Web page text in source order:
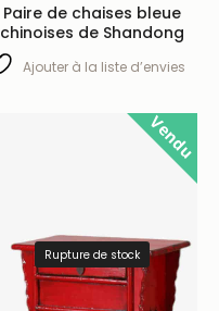
Paire de chaises bleue
chinoises de Shandong
Ajouter à la liste d’envies
Vendu
Rupture de stock